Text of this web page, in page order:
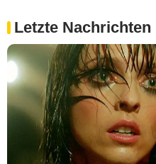
Letzte Nachrichten